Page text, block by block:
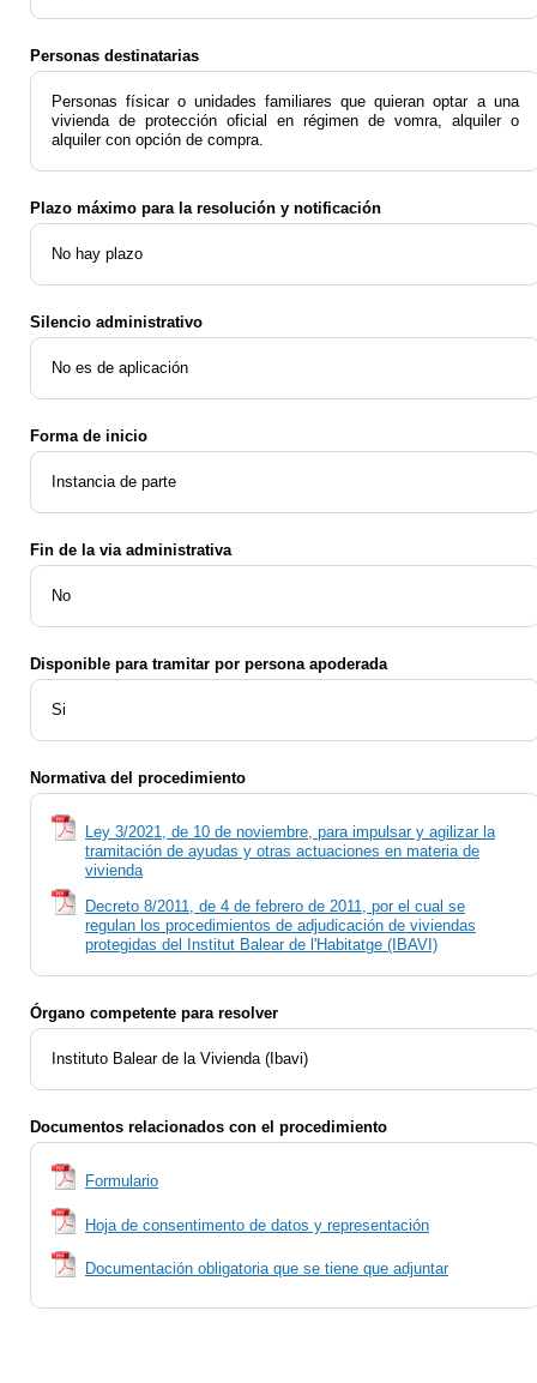
Personas destinatarias
Personas físicar o unidades familiares que quieran optar a una
vivienda de protección oficial en régimen de vomra, alquiler o
alquiler con opción de compra.
Plazo máximo para la resolución y notificación
No hay plazo
Silencio administrativo
No es de aplicación
Forma de inicio
Instancia de parte
Fin de la via administrativa
No
Disponible para tramitar por persona apoderada
Si
Normativa del procedimiento
Ley 3/2021, de 10 de noviembre, para impulsar y agilizar la
tramitación de ayudas y otras actuaciones en materia de
vivienda
Decreto 8/2011, de 4 de febrero de 2011, por el cual se
regulan los procedimientos de adjudicación de viviendas
protegidas del Institut Balear de l'Habitatge (IBAVI)
Órgano competente para resolver
Instituto Balear de la Vivienda (Ibavi)
Documentos relacionados con el procedimiento
Formulario
Hoja de consentimento de datos y representación
Documentación obligatoria que se tiene que adjuntar